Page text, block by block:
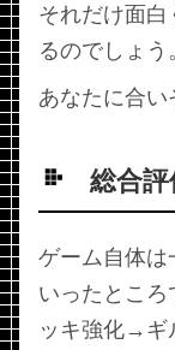
それだけ面
るのでしょう
あなたに合い
総合評
ゲーム自体は
いったとこ
ッキ強化→ギ